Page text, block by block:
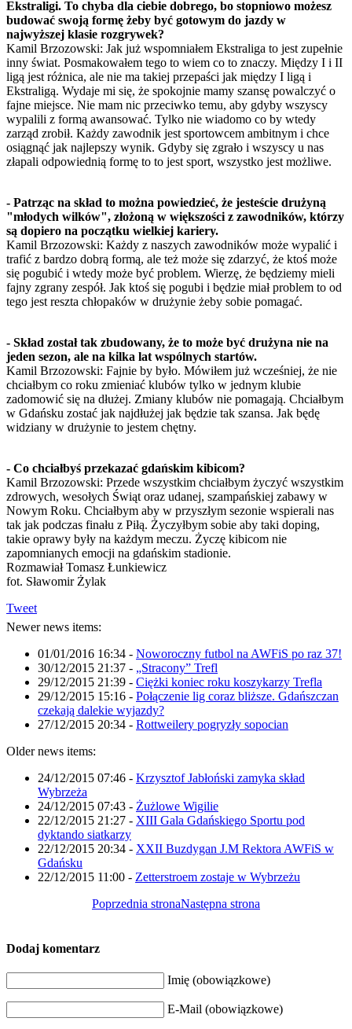
Ekstraligi. To chyba dla ciebie dobrego, bo stopniowo możesz
budować swoją formę żeby być gotowym do jazdy w
najwyższej klasie rozgrywek?
Kamil Brzozowski: Jak już wspomniałem Ekstraliga to jest zupełnie
inny świat. Posmakowałem tego to wiem co to znaczy. Między I i II
ligą jest różnica, ale nie ma takiej przepaści jak między I ligą i
Ekstraligą. Wydaje mi się, że spokojnie mamy szansę powalczyć o
fajne miejsce. Nie mam nic przeciwko temu, aby gdyby wszyscy
wypalili z formą awansować. Tylko nie wiadomo co by wtedy
zarząd zrobił. Każdy zawodnik jest sportowcem ambitnym i chce
osiągnąć jak najlepszy wynik. Gdyby się zgrało i wszyscy u nas
złapali odpowiednią formę to to jest sport, wszystko jest możliwe.
- Patrząc na skład to można powiedzieć, że jesteście drużyną
"młodych wilków", złożoną w większości z zawodników, którzy
są dopiero na początku wielkiej kariery.
Kamil Brzozowski: Każdy z naszych zawodników może wypalić i
trafić z bardzo dobrą formą, ale też może się zdarzyć, że ktoś może
się pogubić i wtedy może być problem. Wierzę, że będziemy mieli
fajny zgrany zespół. Jak ktoś się pogubi i będzie miał problem to od
tego jest reszta chłopaków w drużynie żeby sobie pomagać.
- Skład został tak zbudowany, że to może być drużyna nie na
jeden sezon, ale na kilka lat wspólnych startów.
Kamil Brzozowski: Fajnie by było. Mówiłem już wcześniej, że nie
chciałbym co roku zmieniać klubów tylko w jednym klubie
zadomowić się na dłużej. Zmiany klubów nie pomagają. Chciałbym
w Gdańsku zostać jak najdłużej jak będzie tak szansa. Jak będę
widziany w drużynie to jestem chętny.
- Co chciałbyś przekazać gdańskim kibicom?
Kamil Brzozowski: Przede wszystkim chciałbym życzyć wszystkim
zdrowych, wesołych Świąt oraz udanej, szampańskiej zabawy w
Nowym Roku. Chciałbym aby w przyszłym sezonie wspierali nas
tak jak podczas finału z Piłą. Życzyłbym sobie aby taki doping,
takie oprawy były na każdym meczu. Życzę kibicom nie
zapomnianych emocji na gdańskim stadionie.
Rozmawiał Tomasz Łunkiewicz
fot. Sławomir Żylak
Tweet
Newer news items:
01/01/2016 16:34 - Noworoczny futbol na AWFiS po raz 37!
30/12/2015 21:37 - „Stracony” Trefl
29/12/2015 21:39 - Ciężki koniec roku koszykarzy Trefla
29/12/2015 15:16 - Połączenie lig coraz bliższe. Gdańszczan
czekają dalekie wyjazdy?
27/12/2015 20:34 - Rottweilery pogryzły sopocian
Older news items:
24/12/2015 07:46 - Krzysztof Jabłoński zamyka skład
Wybrzeża
24/12/2015 07:43 - Żużlowe Wigilie
22/12/2015 21:27 - XIII Gala Gdańskiego Sportu pod
dyktando siatkarzy
22/12/2015 20:34 - XXII Buzdygan J.M Rektora AWFiS w
Gdańsku
22/12/2015 11:00 - Zetterstroem zostaje w Wybrzeżu
Poprzednia stronaNastępna strona
Dodaj komentarz
Imię (obowiązkowe)
E-Mail (obowiązkowe)